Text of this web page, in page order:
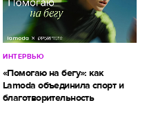
ИНТЕРВЬЮ
«Помогаю на бегу»: как
Lamoda объединила спорт и
благотворительность